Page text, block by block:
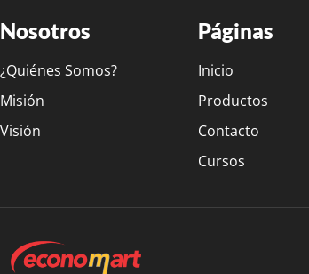
Nosotros
¿Quiénes Somos?
Misión
Visión
Páginas
Inicio
Productos
Contacto
Cursos